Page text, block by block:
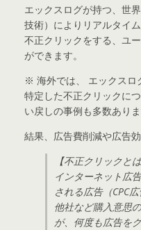
エックスログが持つ、世
技術）によりリアルタイ
不正クリックをする、ユ
ができます。
※ 海外では、 エックスロ
特定した不正クリックに
い戻しの事例も多数ありま
結果、広告費削減や広告
【不正クリックとは
インターネット広
される広告（CPC
他社など購入意思
が、何度も広告を